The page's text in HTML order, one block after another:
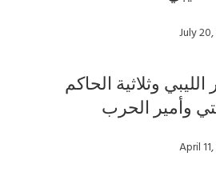
July
الليبي وثلاثية الحاكم
وأمير الحرب
April